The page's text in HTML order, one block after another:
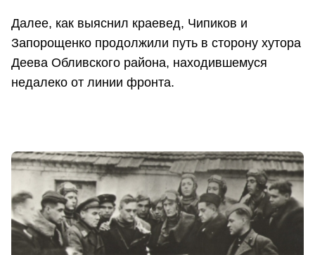
Далее, как выяснил краевед, Чипиков и
Запорощенко продолжили путь в сторону хутора
Деева Обливского района, находившемуся
недалеко от линии фронта.